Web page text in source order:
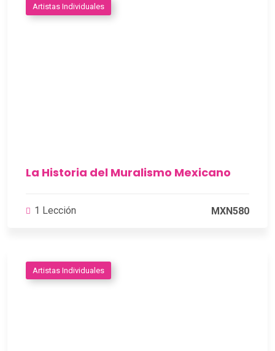
Artistas Individuales
La Historia del Muralismo Mexicano
1 Lección MXN580
Artistas Individuales